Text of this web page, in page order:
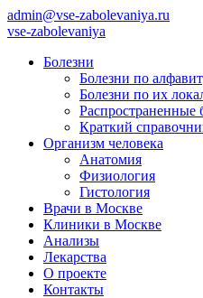
admin@vse-zabolevaniya.ru
vse-zabolevaniya
Болезни
Болезни по
Болезни по их
Распространенные
Краткий
Организм человека
Анатомия
Физиология
Гистология
Врачи в Москве
Клиники в Москве
Анализы
Лекарства
О проекте
Контакты